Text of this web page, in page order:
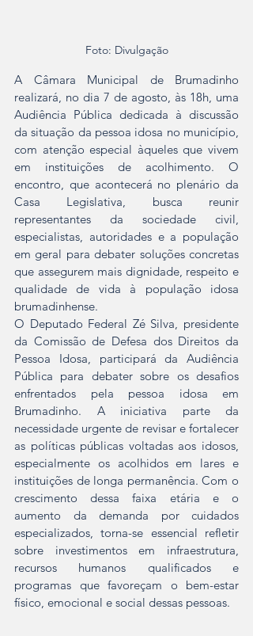
Foto: Divulgação
A Câmara Municipal de Brumadinho
realizará, no dia 7 de agosto, às 18h, uma
Audiência Pública dedicada à discussão
da situação da pessoa idosa no município,
com atenção especial àqueles que vivem
em instituições de acolhimento. O
encontro, que acontecerá no plenário da
Casa Legislativa, busca reunir
representantes da sociedade civil,
especialistas, autoridades e a população
em geral para debater soluções concretas
que assegurem mais dignidade, respeito e
qualidade de vida à população idosa
brumadinhense.
O Deputado Federal Zé Silva, presidente
da Comissão de Defesa dos Direitos da
Pessoa Idosa, participará da Audiência
Pública para debater sobre os desafios
enfrentados pela pessoa idosa em
Brumadinho. A iniciativa parte da
necessidade urgente de revisar e fortalecer
as políticas públicas voltadas aos idosos,
especialmente os acolhidos em lares e
instituições de longa permanência. Com o
crescimento dessa faixa etária e o
aumento da demanda por cuidados
especializados, torna-se essencial refletir
sobre investimentos em infraestrutura,
recursos humanos qualificados e
programas que favoreçam o bem-estar
físico, emocional e social dessas pessoas.